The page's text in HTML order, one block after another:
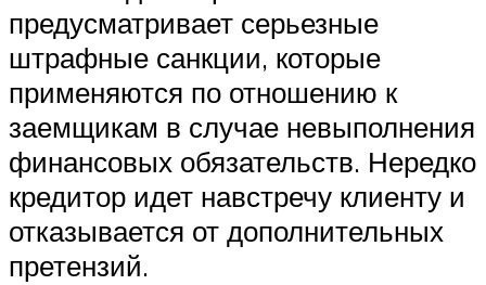
предусматривает серьезные
штрафные санкции, которые
применяются по отношению к
заемщикам в случае невыполнения
финансовых обязательств. Нередко
кредитор идет навстречу клиенту и
отказывается от дополнительных
претензий.